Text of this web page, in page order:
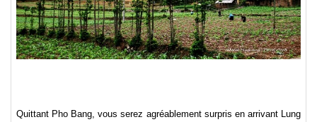
Quittant Pho Bang, vous serez agréablement surpris en arrivant Lung